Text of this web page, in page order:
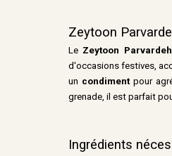
Zeytoon
Le Zeytoon Parvardeh
d'occasions festives,
un condiment pour
grenade, il est parfait
Ingrédients